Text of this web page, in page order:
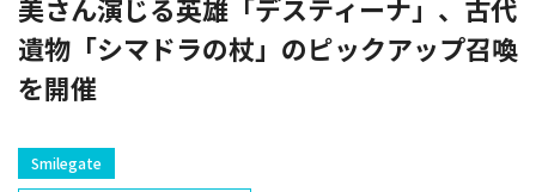
美さん演じる英雄「デスティーナ」、古代
遺物「シマドラの杖」のピックアップ召喚
を開催
Smilegate